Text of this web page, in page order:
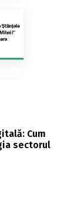
Cum
sectorul